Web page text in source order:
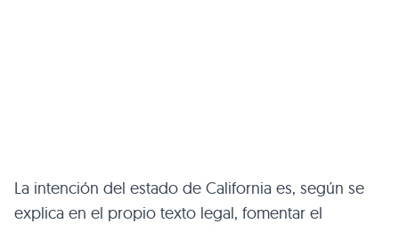
La intención del estado de California es, según se
explica en el propio texto legal, fomentar el